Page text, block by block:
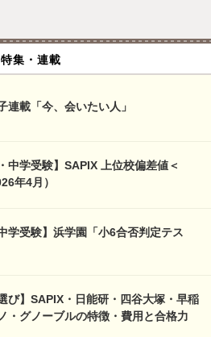
特集・連載
連載「今、会いたい人」
中学受験】SAPIX 上位校偏差値＜
年4月）
学受験】浜学園「小6合否判定テス
び】SAPIX・日能研・四谷大塚・早稲
・グノーブルの特徴・費用と合格力